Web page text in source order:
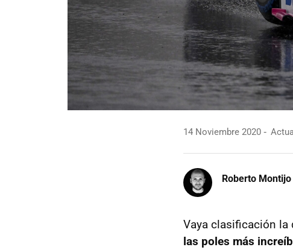
14 Noviembre 2020
Roberto Montijo
Vaya clasificación la
las poles más